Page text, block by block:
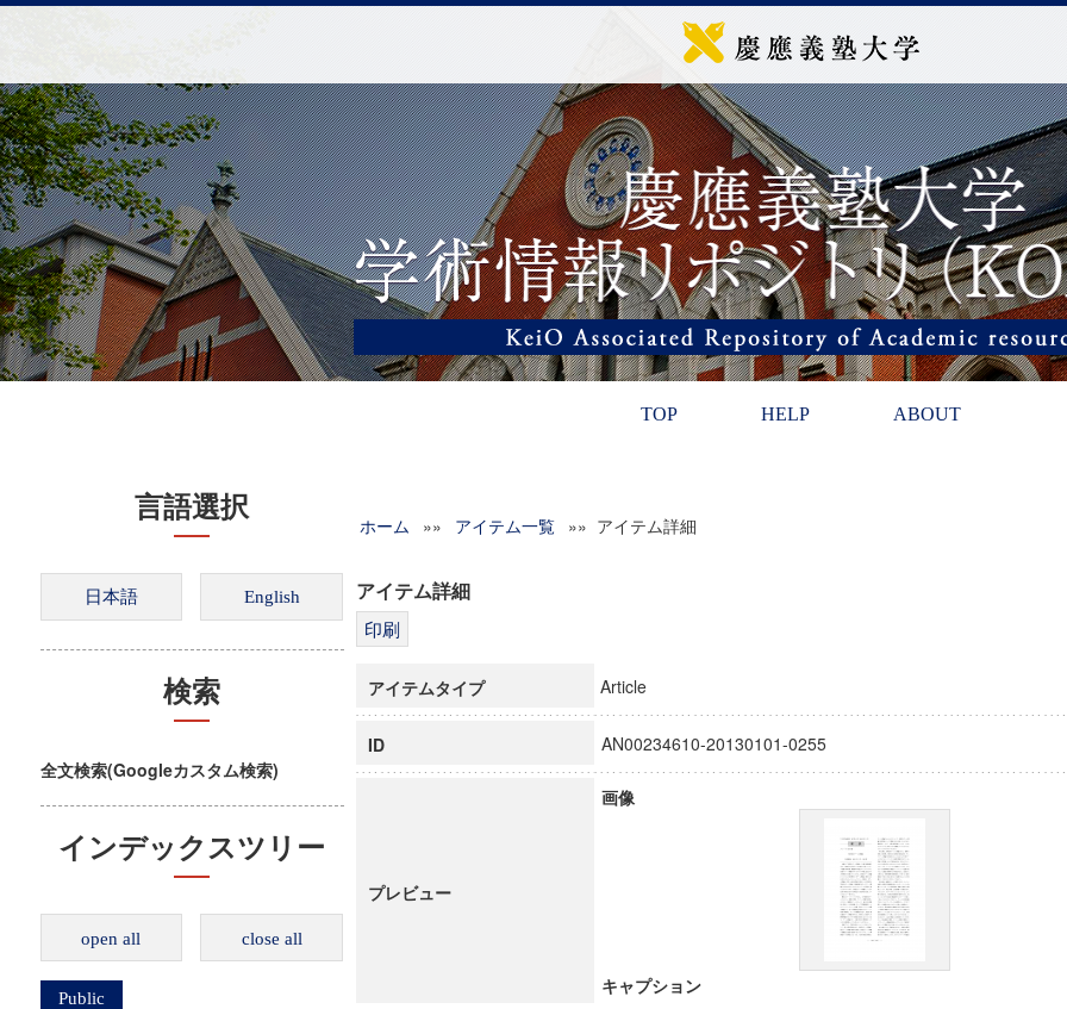
TOP HELP ABOUT
言語選択
検索
全文検索(Googleカスタム検索)
インデックスツリー
open all close all
Public
ホーム »» アイテム一覧 »» アイテム詳細
アイテム詳細
アイテムタイプ Article
ID AN00234610-20130101-0255
プレビュー
画像
キャプション